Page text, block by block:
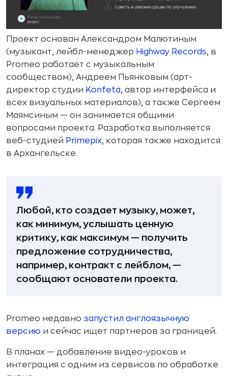
Проект основан Александром Малютиным
(музыкант, лейбл-менеджер Highway Records, в
Promeo работает с музыкальным
сообществом), Андреем Пьянковым (арт-
директор студии Konfeta, автор интерфейса и
всех визуальных материалов), а также Сергеем
Маямсиным — он занимается общими
вопросами проекта. Разработка выполняется
веб-студией Primepix, которая также находится
в Архангельске.
Любой, кто создает музыку, может,
как минимум, услышать ценную
критику, как максимум — получить
предложение сотрудничества,
например, контракт с лейблом, —
сообщают основатели проекта.
Promeo недавно запустил англоязычную
версию и сейчас ищет партнеров за границей.
В планах — добавление видео-уроков и
интеграция с одним из сервисов по обработке